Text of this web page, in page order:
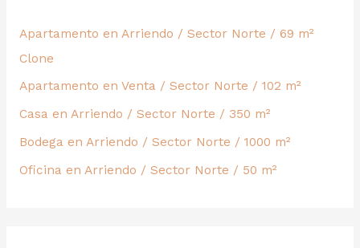
Apartamento en Arriendo / Sector Norte / 69 m²
Clone
Apartamento en Venta / Sector Norte / 102 m²
Casa en Arriendo / Sector Norte / 350 m²
Bodega en Arriendo / Sector Norte / 1000 m²
Oficina en Arriendo / Sector Norte / 50 m²